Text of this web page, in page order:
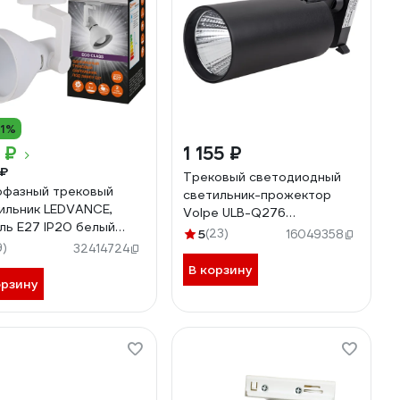
₽
трековый
LEDVANCE,
Е27 IP20 белый
конусообразный
32414724
1 155 ₽
Трековый светодиодный
светильник-прожектор
Volpe ULB-Q276
32W/4000К BLACK UL-
5(23) 16049358
В корзину